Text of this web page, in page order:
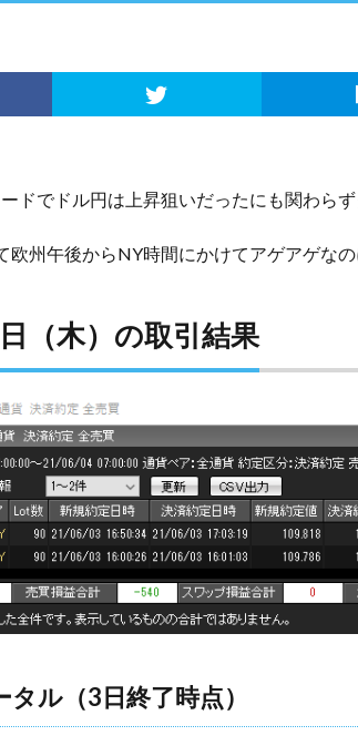
ドでドル円は上昇狙いだったにも関わらず
欧州午後からNY時間にかけてアゲアゲなの
（木）の取引結果
ル（3日終了時点）